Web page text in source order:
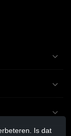
Is dat